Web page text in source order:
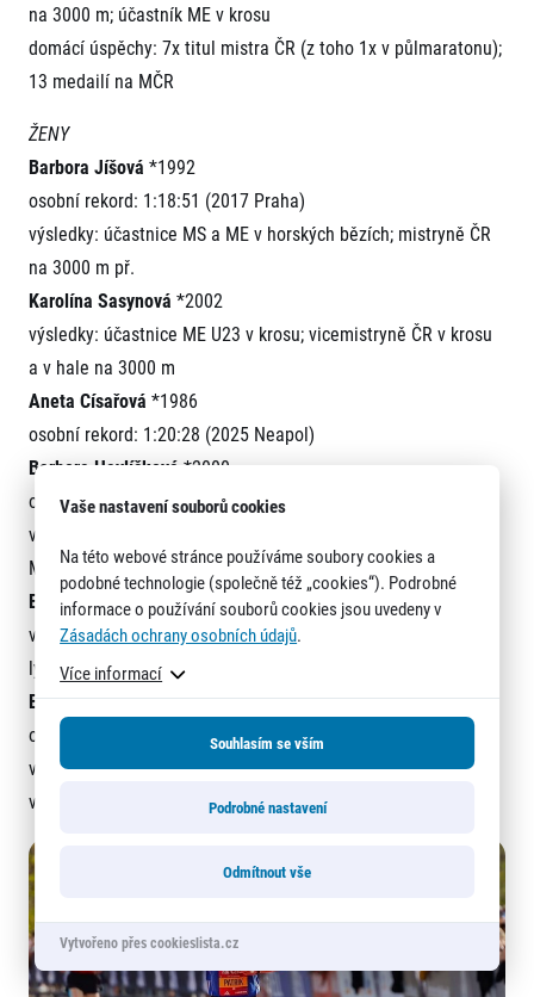
na 3000 m; účastník ME v krosu
domácí úspěchy: 7x titul mistra ČR (z toho 1x v půlmaratonu);
13 medailí na MČR
ŽENY
Barbora Jíšová *1992
osobní rekord: 1:18:51 (2017 Praha)
výsledky: účastnice MS a ME v horských bězích; mistryně ČR
na 3000 m př.
Karolína Sasynová *2002
výsledky: účastnice ME U23 v krosu; vicemistryně ČR v krosu
a v hale na 3000 m
Aneta Císařová *1986
osobní rekord: 1:20:28 (2025 Neapol)
Barbora Havlíčková *2000
osobní rekord: 1:29:40 (2024 České Budějovice)
výsledky: účastnice ZOH 2018 v běhu na lyžích; 1. MEJ a 2.
MSJ v běhu do vrchu
Eva Vrabcová *1986 osobní rekord: 1:11:01 (2018 Praha)
výsledky: 3. ME 2018 v maratonu; 3x účast na ZOH v běhu na
lyžích; 2x účast na LOH v maratonu
Eva Filipiová*1986
osobní rekord: 1:18:39 (2023 Otrokovice)
výsledky: mistryně ČR v půlmaratonu (2023); vicemistryně ČR
v maratonu (2024)
Vaše nastavení souborů cookies
Na této webové stránce používáme soubory cookies a
podobné technologie (společně též „cookies“). Podrobné
informace o používání souborů cookies jsou uvedeny v
Zásadách ochrany osobních údajů.
Více informací
Souhlasím se vším
Podrobné nastavení
Odmítnout vše
Vytvořeno přes cookieslista.cz